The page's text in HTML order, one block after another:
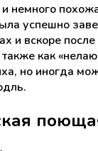
немного
успешно
и вскоре после
как
но иногда